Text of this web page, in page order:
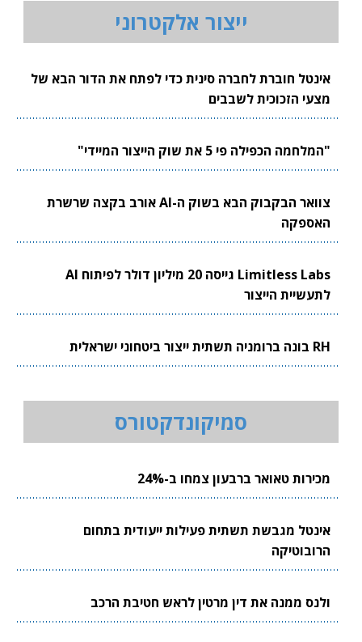
ייצור אלקטרוני
אינטל חוברת לחברה סינית כדי לפתח את הדור הבא של
מצעי הזכוכית לשבבים
"המלחמה הכפילה פי 5 את שוק הייצור המיידי"
צוואר הבקבוק הבא בשוק ה-AI אורב בקצה שרשרת
האספקה
Limitless Labs גייסה 20 מיליון דולר לפיתוח AI
לתעשיית הייצור
RH בונה ברומניה תשתית ייצור ביטחוני ישראלית
סמיקונדקטורס
מכירות טאואר ברבעון צמחו ב-24%
אינטל מגבשת תשתית פעילות ייעודית בתחום
הרובוטיקה
ולנס ממנה את דין מרטין לראש חטיבת הרכב